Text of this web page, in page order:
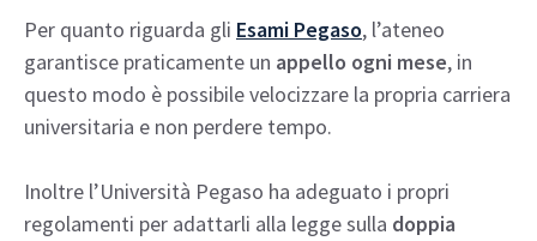
Per quanto riguarda gli Esami Pegaso, l’ateneo
garantisce praticamente un appello ogni mese, in
questo modo è possibile velocizzare la propria carriera
universitaria e non perdere tempo.
Inoltre l’Università Pegaso ha adeguato i propri
regolamenti per adattarli alla legge sulla doppia